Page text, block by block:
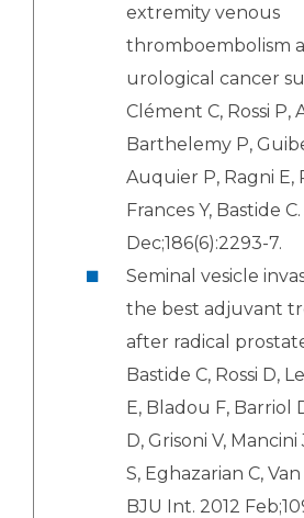
extremity venous
thromboembolism
urological cancer
Clément C, Rossi P,
Barthelemy P,
Auquier P, Ragni E,
Frances Y, Bastide
Dec;186(6):2293-7.
Seminal vesicle
the best adjuvant
after radical
Bastide C, Rossi D,
E, Bladou F, Barriol
D, Grisoni V, Mancini
S, Eghazarian C,
BJU Int. 2012